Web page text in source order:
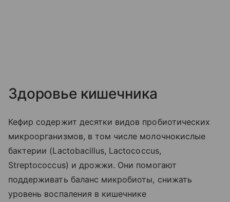
Здоровье кишечника
Кефир содержит десятки видов пробиотических
микроорганизмов, в том числе молочнокислые
бактерии (Lactobacillus, Lactococcus,
Streptococcus) и дрожжи. Они помогают
поддерживать баланс микробиоты, снижать
уровень воспаления в кишечнике